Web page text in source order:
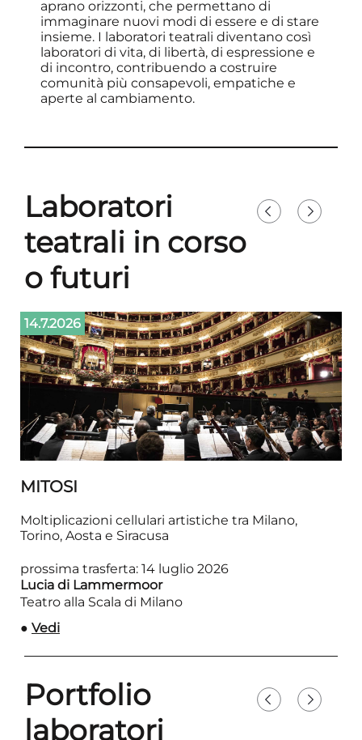
aprano orizzonti, che permettano di
immaginare nuovi modi di essere e di stare
insieme. I laboratori teatrali diventano così
laboratori di vita, di libertà, di espressione e
di incontro, contribuendo a costruire
comunità più consapevoli, empatiche e
aperte al cambiamento.
Laboratori
teatrali in corso
o futuri
14.7.2026
MITOSI
Moltiplicazioni cellulari artistiche tra Milano,
Torino, Aosta e Siracusa
prossima trasferta: 14 luglio 2026
Lucia di Lammermoor
Teatro alla Scala di Milano
● Vedi
Portfolio
laboratori